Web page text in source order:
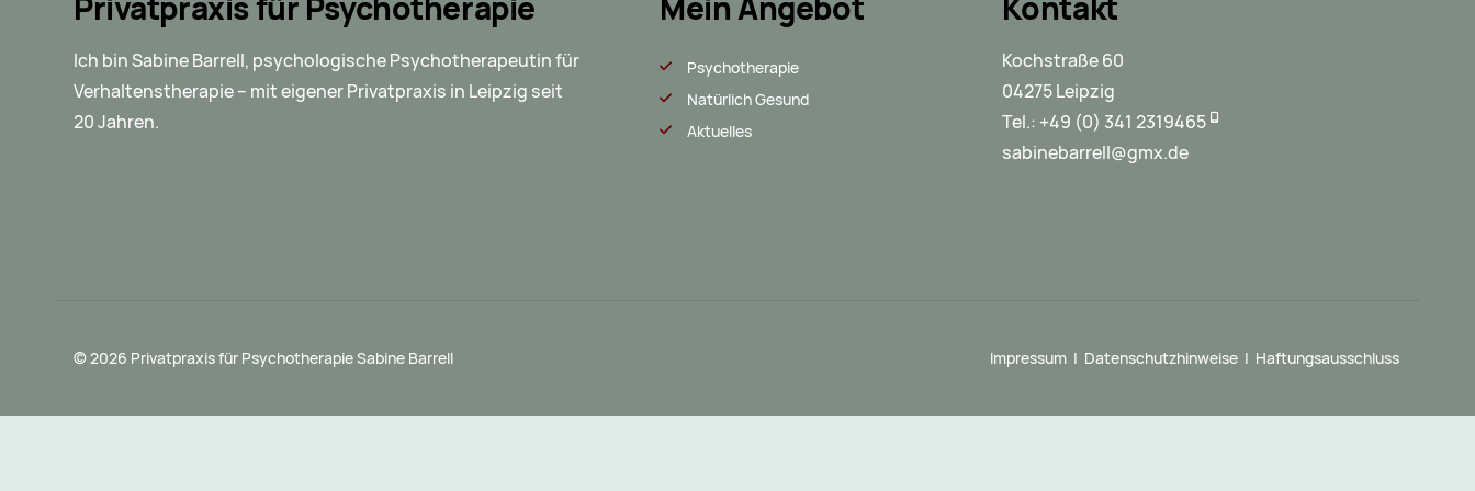
Privatpraxis für Psychotherapie
Ich bin Sabine Barrell, psychologische Psychotherapeutin für
Verhaltenstherapie – mit eigener Privatpraxis in Leipzig seit
20 Jahren.
Mein Angebot
Psychotherapie
Natürlich Gesund
Aktuelles
Kontakt
Kochstraße 60
04275 Leipzig
Tel.: +49 (0) 341 2319465
sabinebarrell@gmx.de
© 2026 Privatpraxis für Psychotherapie Sabine Barrell Impressum| Datenschutzhinweise| Haftungsausschluss